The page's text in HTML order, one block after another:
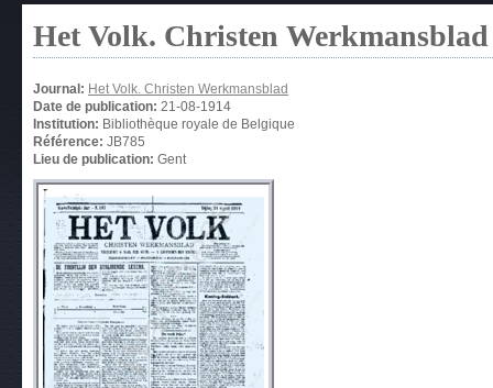
Het Volk. Christen Werkmansblad
Journal: Het Volk. Christen Werkmansblad
Date de publication: 21-08-1914
Institution: Bibliothèque royale de Belgique
Référence: JB785
Lieu de publication: Gent